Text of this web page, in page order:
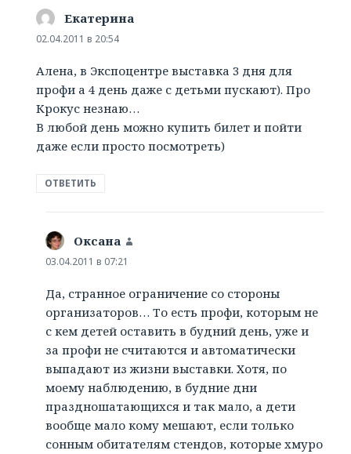
Екатерина
02.04.2011 в 20:54
Алена, в Экспоцентре выставка 3 дня для
профи а 4 день даже с детьми пускают). Про
Крокус незнаю…
В любой день можно купить билет и пойти
даже если просто посмотреть)
ОТВЕТИТЬ
Оксана
03.04.2011 в 07:21
Да, странное ограничение со стороны
организаторов… То есть профи, которым не
с кем детей оставить в будний день, уже и
за профи не считаются и автоматически
выпадают из жизни выставки. Хотя, по
моему наблюдению, в будние дни
праздношатающихся и так мало, а дети
вообще мало кому мешают, если только
сонным обитателям стендов, которые хмуро